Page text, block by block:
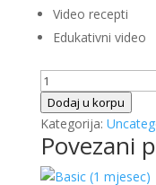
Video recepti
Edukativni video
White
Week
N
2
mjeseca
Dodaj u korpu
Kategorija:
Povezani